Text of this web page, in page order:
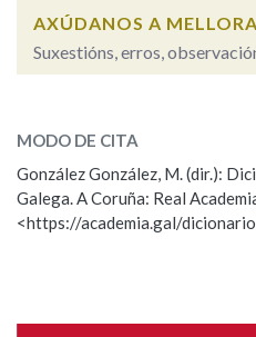
BUSCAR NO CONTIDO
Nas definicións
AXÚDANOS A
Suxestións, erros,
Observación
Nome
MODO DE CITA
González González, M. (dir.):
Galega. A Coruña: Real
<https://academia.gal/